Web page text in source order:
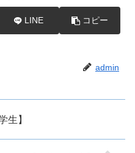
LINE コピー
admin
生】